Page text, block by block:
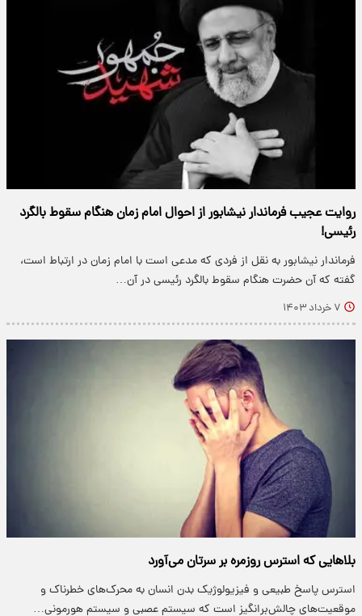
روایت عجیب فرماندار نیشابور از احوال امام زمان هنگام سقوط بالگرد
رئیسی!
فرماندار نیشابور به نقل از فردی که مدعی است با امام زمان در ارتباط است،
گفته که آن حضرت هنگام سقوط بالگرد رئیسی در آن…
۷ خرداد ۱۴۰۳
بلاهایی که استرس روزمره بر سرتان می‌آورد
استرس پاسخ طبیعی و فیزیولوژیک بدن انسان به محرک‌های خطرناک و
موقعیت‌های چالش‌برانگیز است که سیستم عصبی و سیستم هورمونی…